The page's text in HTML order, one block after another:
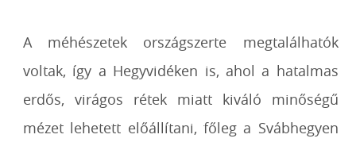
A méhészetek országszerte megtalálhatók
voltak, így a Hegyvidéken is, ahol a hatalmas
erdős, virágos rétek miatt kiváló minőségű
mézet lehetett előállítani, főleg a Svábhegyen